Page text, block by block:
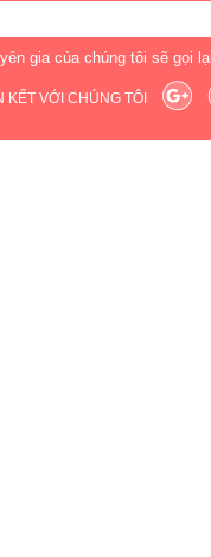
gia của chúng tôi sẽ gọi
KẾT VỚI CHÚNG TÔI